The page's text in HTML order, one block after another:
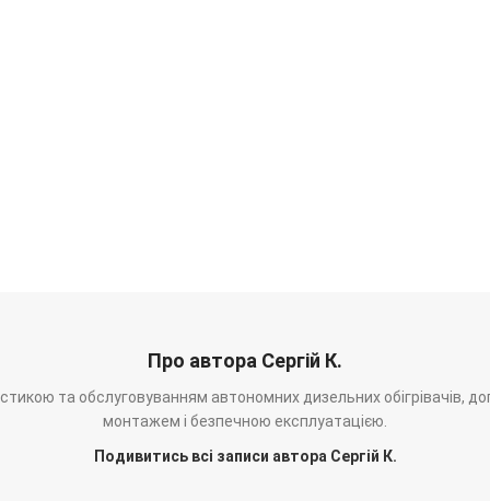
Про автора Сергій К.
та обслуговуванням автономних дизельних обігрівачів,
монтажем і безпечною експлуатацією.
Подивитись всі записи автора Сергій К.